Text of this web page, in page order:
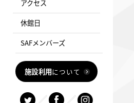
アクセス
休館日
SAFメンバーズ
施設利用について